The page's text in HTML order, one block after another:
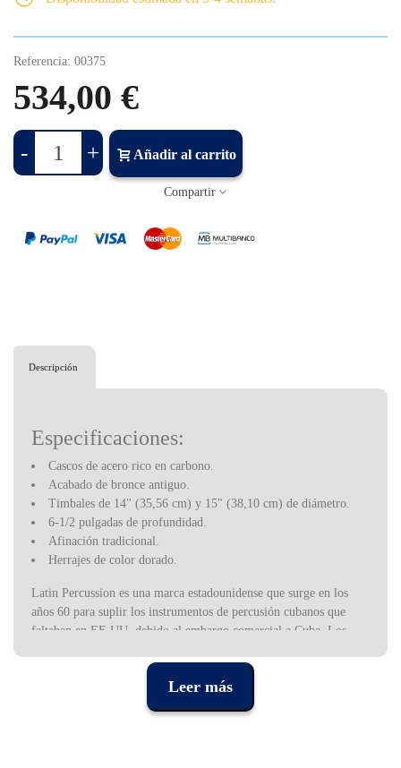
Referencia: 00375
534,00 €
- + Añadir al carrito
Compartir
Descripción
Especificaciones:
Cascos de acero rico en carbono.
Acabado de bronce antiguo.
Timbales de 14" (35,56 cm) y 15" (38,10 cm) de diámetro.
6-1/2 pulgadas de profundidad.
Afinación tradicional.
Herrajes de color dorado.
Latin Percussion es una marca estadounidense que surge en los
años 60 para suplir los instrumentos de percusión cubanos que
faltaban en EE.UU. debido al embargo comercial a Cuba. Los
de jazz latino en ese momento, pero rápidamente fueron utilizados
por músicos de diferentes estilos. De ahí que el LP se haya
convertido en una de las marcas de percusión más prestigiosas de
Leer más